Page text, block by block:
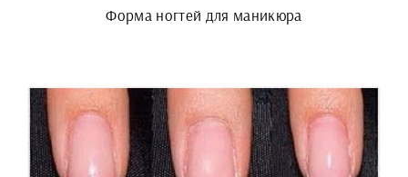
Форма ногтей для маникюра